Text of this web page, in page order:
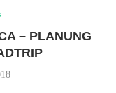
– PLANUNG